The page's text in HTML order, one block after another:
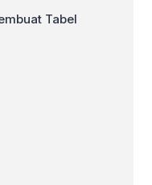
Tabel